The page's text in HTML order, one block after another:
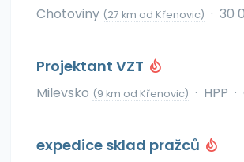
Chotoviny (27 km od Křenovic) · 30
Projektant VZT
Milevsko (9 km od Křenovic) · HPP ·
expedice sklad pražců